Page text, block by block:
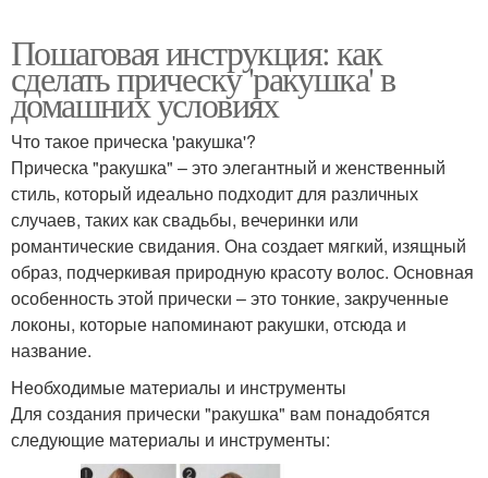
Пошаговая инструкция: как
сделать прическу 'ракушка' в
домашних условиях
Что такое прическа 'ракушка'?
Прическа "ракушка" – это элегантный и женственный
стиль, который идеально подходит для различных
случаев, таких как свадьбы, вечеринки или
романтические свидания. Она создает мягкий, изящный
образ, подчеркивая природную красоту волос. Основная
особенность этой прически – это тонкие, закрученные
локоны, которые напоминают ракушки, отсюда и
название.
Необходимые материалы и инструменты
Для создания прически "ракушка" вам понадобятся
следующие материалы и инструменты: